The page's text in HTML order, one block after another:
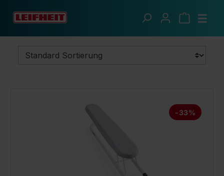
Zum Hauptinhalt springen
-33%